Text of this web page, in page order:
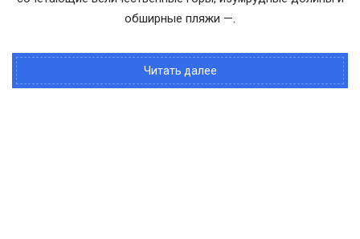
обширные пляжи —.
Читать далее